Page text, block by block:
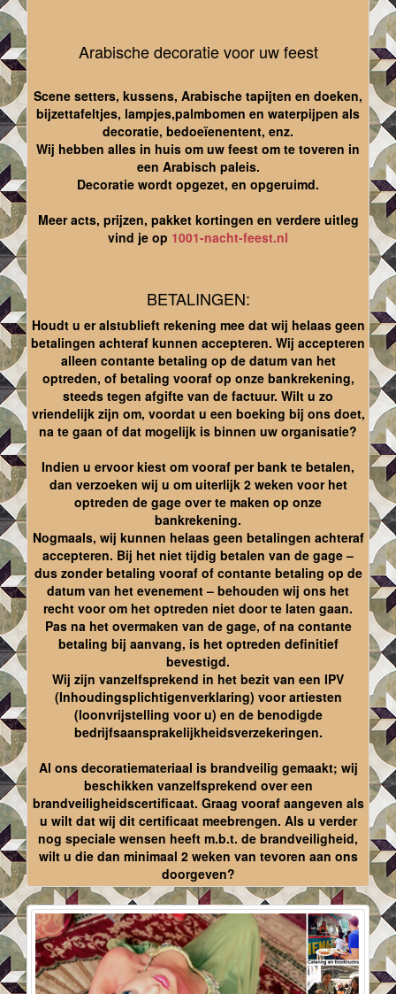
Arabische decoratie voor uw feest
Scene setters, kussens, Arabische tapijten en doeken,
bijzettafeltjes, lampjes,palmbomen en waterpijpen als
decoratie, bedoeïenentent, enz.
Wij hebben alles in huis om uw feest om te toveren in
een Arabisch paleis.
Decoratie wordt opgezet, en opgeruimd.
Meer acts, prijzen, pakket kortingen en verdere uitleg
vind je op 1001-nacht-feest.nl
BETALINGEN:
Houdt u er alstublieft rekening mee dat wij helaas geen
betalingen achteraf kunnen accepteren. Wij accepteren
alleen contante betaling op de datum van het
optreden, of betaling vooraf op onze bankrekening,
steeds tegen afgifte van de factuur. Wilt u zo
vriendelijk zijn om, voordat u een boeking bij ons doet,
na te gaan of dat mogelijk is binnen uw organisatie?
Indien u ervoor kiest om vooraf per bank te betalen,
dan verzoeken wij u om uiterlijk 2 weken voor het
optreden de gage over te maken op onze
bankrekening.
Nogmaals, wij kunnen helaas geen betalingen achteraf
accepteren. Bij het niet tijdig betalen van de gage –
dus zonder betaling vooraf of contante betaling op de
datum van het evenement – behouden wij ons het
recht voor om het optreden niet door te laten gaan.
Pas na het overmaken van de gage, of na contante
betaling bij aanvang, is het optreden definitief
bevestigd.
Wij zijn vanzelfsprekend in het bezit van een IPV
(Inhoudingsplichtigenverklaring) voor artiesten
(loonvrijstelling voor u) en de benodigde
bedrijfsaansprakelijkheidsverzekeringen.
Al ons decoratiemateriaal is brandveilig gemaakt; wij
beschikken vanzelfsprekend over een
brandveiligheidscertificaat. Graag vooraf aangeven als
u wilt dat wij dit certificaat meebrengen. Als u verder
nog speciale wensen heeft m.b.t. de brandveiligheid,
wilt u die dan minimaal 2 weken van tevoren aan ons
doorgeven?